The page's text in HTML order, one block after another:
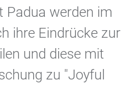
Padua werden im
ihre Eindrücke zur
und diese mit
zu "Joyful